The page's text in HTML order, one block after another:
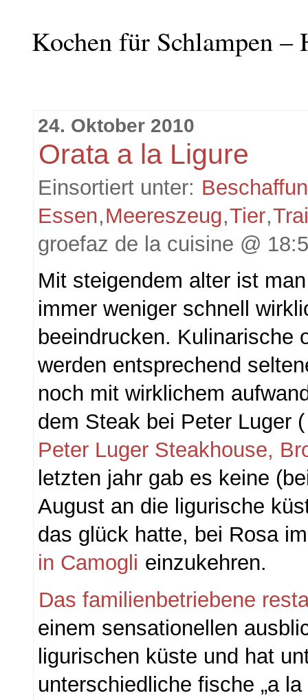
Kochen für Schlampen
24. Oktober 2010
Orata a la Ligure
Einsortiert unter:
Essen,Meereszeug,Tier,
groefaz de la cuisine @
Mit steigendem alter ist
immer weniger schnell
beeindrucken. Kulinarische
werden entsprechend
noch mit wirklichem
dem Steak bei Peter Luger
Peter Luger Steakhouse,
letzten jahr gab es keine
August an die ligurische
das glück hatte, bei Rosa
in Camogli einzukehren.
Das familienbetriebene
einem sensationellen
ligurischen küste und hat
unterschiedliche fische „a la